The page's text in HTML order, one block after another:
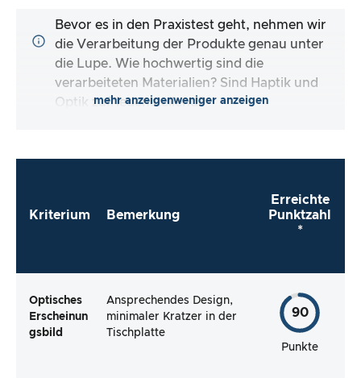
Bevor es in den Praxistest geht, nehmen wir
die Verarbeitung der Produkte genau unter
die Lupe. Wie hochwertig sind die
verarbeiteten Materialien? Sind Haptik und
Optik zufriedenstellend?
mehr anzeigenweniger anzeigen
Kriterium Bemerkung
Erreichte
Punktzahl
*
Optisches
Erscheinun
gsbild
Ansprechendes Design,
minimaler Kratzer in der
Tischplatte
90
Punkte